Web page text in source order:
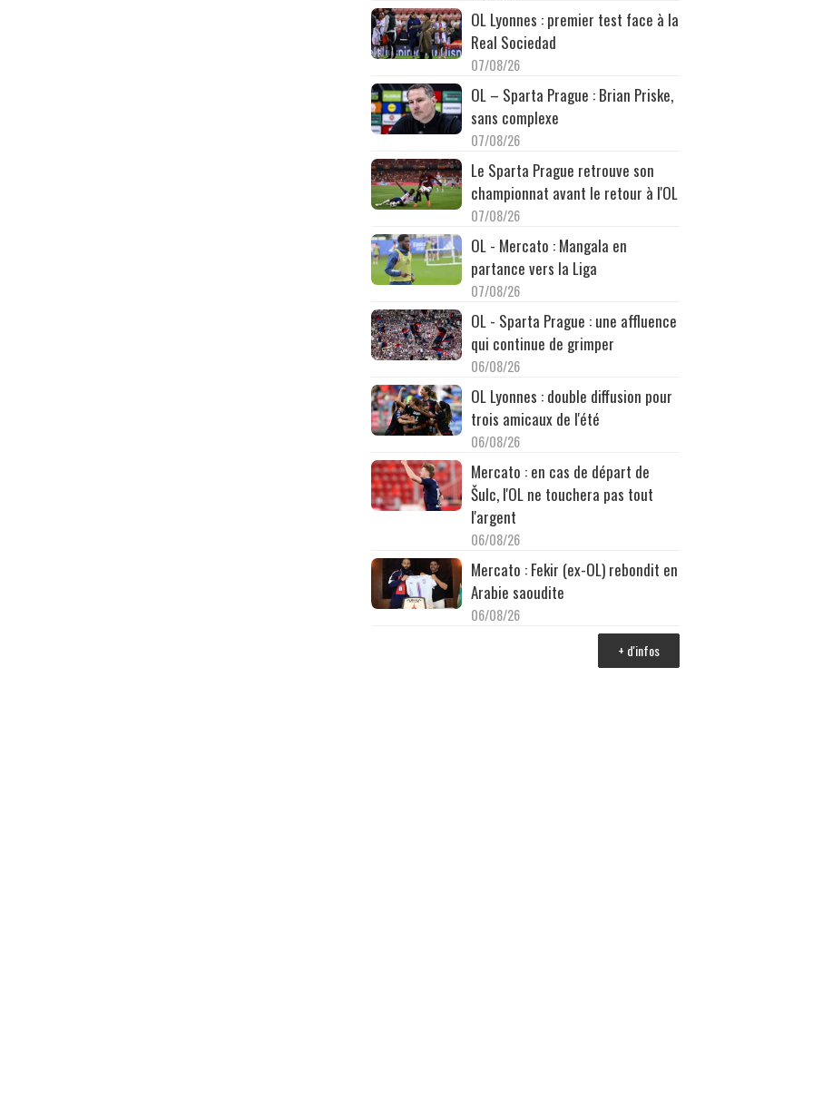
OL Lyonnes : premier test face à la
Real Sociedad
07/08/26
OL – Sparta Prague : Brian Priske,
sans complexe
07/08/26
Le Sparta Prague retrouve son
championnat avant le retour à l'OL
07/08/26
OL - Mercato : Mangala en
partance vers la Liga
07/08/26
OL - Sparta Prague : une affluence
qui continue de grimper
06/08/26
OL Lyonnes : double diffusion pour
trois amicaux de l'été
06/08/26
Mercato : en cas de départ de
Šulc, l'OL ne touchera pas tout
l'argent
06/08/26
Mercato : Fekir (ex-OL) rebondit en
Arabie saoudite
06/08/26
+ d'infos